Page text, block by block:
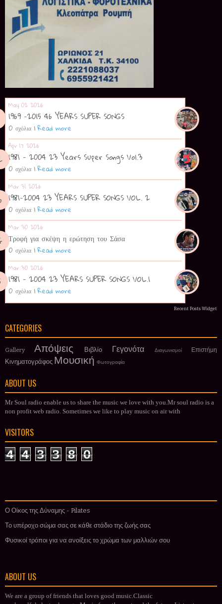
May 02 2026
1969 -2015 46 YEARS SUPER SONGS
0 σχόλια | Read more
Apr 17 2026
1981 - 2004 23 Years Super Songs Vol.3
0 σχόλια | Read more
Mar 31 2026
1981-2004 23 YEARS SUPER SONGS VOL. 2
0 σχόλια | Read more
Mar 30 2026
Τροφή για σκέψη η ερώτηση του Σάσα
0 σχόλια | Read more
Mar 30 2026
1981 - 2004 23 YEARS SUPER SONGS VOL.1
0 σχόλια | Read more
Recent Posts Widget
CATEGORIES
Gallery Απόψεις Βιβλίο Γεγονότα Διαγωνισμοί Επιστήμη
Κινηματογράφος Μουσική Φωτογραφία
ABOUT US
Mr Soul radio enable us to share the music we love with you.Mr soul radio is a
non profit web radio. Sometimes we like to play music on air with
VISITORS
4 4 3 3 8 0
Ο Οίκος της Δύναμης - Pilates
Το υπέροχο σώμα σας σε κάθε στάδιο της ζωής σας
Φυσικοί τρόποι για να ανοίξεις το χρώμα των μαλλιών σου
ABOUT US
We are a group of friends that loves good music.Classic